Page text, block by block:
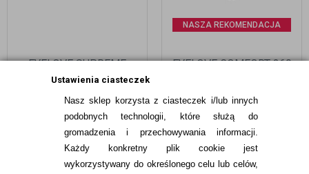
Ustawienia ciasteczek
Nasz sklep korzysta z ciasteczek i/lub innych
podobnych technologii, które służą do
gromadzenia i przechowywania informacji.
Każdy konkretny plik cookie jest
wykorzystywany do określonego celu lub celów,
EYELOVE SUPREME
LONG-LASTING 3 SZTUKI
49,99pln
NASZA REKOMENDACJA
EYELOVE COMFORT 360
34,99 pln